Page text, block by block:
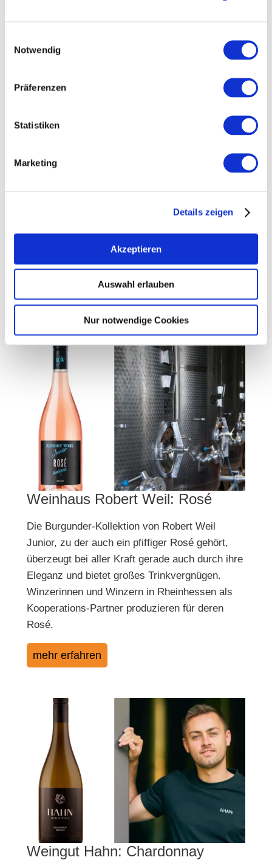
Notwendig
Präferenzen
Statistiken
Marketing
Details zeigen
Akzeptieren
Auswahl erlauben
Nur notwendige Cookies
Weingut Hemer: Riesling Kabinett
Ein kleiner Wein ganz GROSS! Der
Riesling Kabinett ist ein deutscher Klassiker,
Trauben aus Ludwigshöhe wurden mit „nur“ 83°
Feinhefe machte die Eleganz dieses "Kabi"
möglich.
mehr erfahren
Weinhaus Robert Weil: Rosé
Die Burgunder-Kollektion von Robert Weil
Junior, zu der auch ein pfiffiger Rosé gehört,
überzeugt bei aller Kraft gerade auch durch ihre
Eleganz und bietet großes Trinkvergnügen.
Winzerinnen und Winzern in Rheinhessen als
Kooperations-Partner produzieren für deren
Rosé.
mehr erfahren
Weingut Hahn: Chardonnay